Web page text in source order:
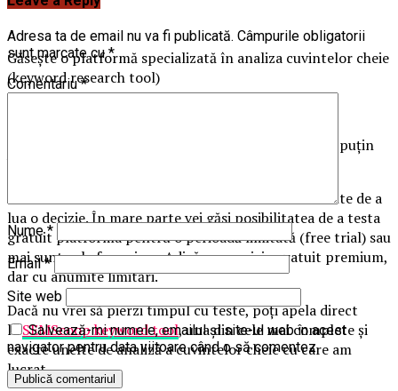
Găsește o platformă specializată în analiza cuvintelor cheie
(keyword research tool)
Există o sumedenie de variante, unele ok, altele mai puțin
Cel mai bine este să încerci mai multe tool-uri înainte de a
lua o decizie. În mare parte vei găsi posibilitatea de a testa
gratuit platforma pentru o perioadă limitată (free trial) sau
mai sunt cele freemium. Adică un serviciu gratuit premium,
dar cu anumite limitări.
Dacă nu vrei să pierzi timpul cu teste, poți apela direct
laSEMScoop keyword tool, una din cele mai complete și
exacte unelte de analiză a cuvintelor cheie cu care am
lucrat.
Adresa ta de email nu va fi publicată. Câmpurile obligatorii
sunt marcate cu*
Comentariu*
Nume*
Email*
Site web
Salvează-mi numele, emailul și site-ul web în acest
navigator pentru data viitoare când o să comentez.